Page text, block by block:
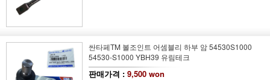
싼타페TM 볼조인트 어셈블리 하부 암 54530S1000
54530-S1000 YBH39 유림테크
판매가격 : 9,500 won